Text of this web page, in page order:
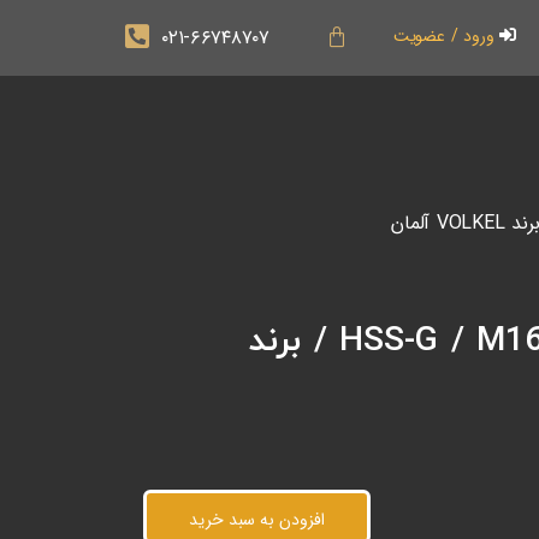
ورود / عضویت ۰۲۱-۶۶۷۴۸۷۰۷
قلاویز دستی دنده ریز HSS-G / M16*1.25 (MF) / برند
افزودن به سبد خرید